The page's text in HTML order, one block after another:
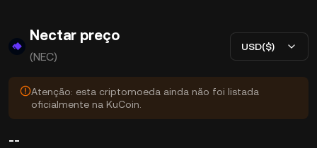
Nectar preço
(NEC)
USD($)
Atenção: esta criptomoeda ainda não foi listada
oficialmente na KuCoin.
--